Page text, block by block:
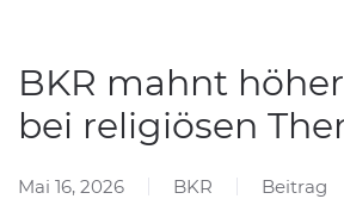
BKR mahnt
bei religiösen
Mai 16, 2026 BKR Beitrag